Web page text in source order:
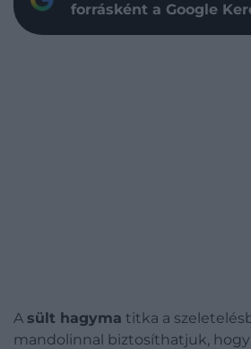
forrásként a Google
A sült hagyma titka a
mandolinnal biztosíthatjuk,